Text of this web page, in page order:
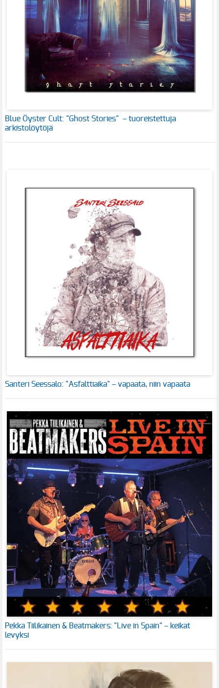
Blue Öyster Cult: "Ghost Stories" – tuoreistettuja
arkistolöytöjä
Santeri Seessalo: "Asfalttiaika" – vapaata, niin vapaata
Pekka Tiilikainen & Beatmakers: "Live in Spain" – keikat
levyksi